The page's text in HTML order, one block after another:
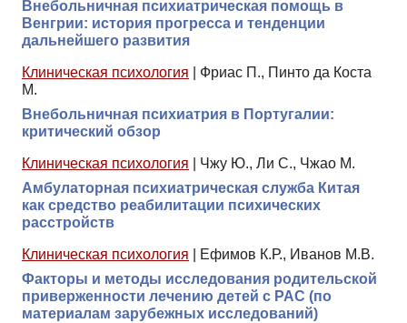
Внебольничная психиатрическая помощь в
Венгрии: история прогресса и тенденции
дальнейшего развития
Клиническая психология
Фриас П., Пинто да Коста
М.
Внебольничная психиатрия в Португалии:
критический обзор
Клиническая психология
Чжу Ю., Ли С., Чжао М.
Амбулаторная психиатрическая служба Китая
как средство реабилитации психических
расстройств
Клиническая психология
Ефимов К.Р., Иванов М.В.
Факторы и методы исследования родительской
приверженности лечению детей с РАС (по
материалам зарубежных исследований)